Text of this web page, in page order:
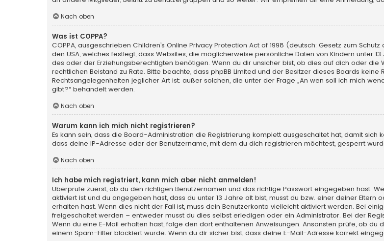
Nach oben
Was ist COPPA?
COPPA, ausgeschrieben Children’s Online Privacy Protection Act of 1998 (deutsch: Gesetz zum
den USA, welches festlegt, dass Websites, die möglicherweise persönliche Daten von Kindern unter
des oder der Erziehungsberechtigten benötigen. Wenn du dir unsicher bist, ob dies auf dich oder die
rechtlichen Beistand zu Rate. Bitte beachte, dass phpBB Limited und der Besitzer dieses Boards
Rechtsangelegenheiten jeglicher Art ist; außer solchen, die unter der Frage „An wen soll ich mich
gibt?“ behandelt werden.
Nach oben
Warum kann ich mich nicht registrieren?
Es kann sein, dass die Board-Administration die Registrierung komplett ausgeschaltet hat, damit sich
dass deine IP-Adresse oder der Benutzername, mit dem du dich registrieren möchtest, gesperrt
Nach oben
Ich habe mich registriert, kann mich aber nicht anmelden!
Überprüfe zuerst, ob du den richtigen Benutzernamen und das richtige Passwort eingegeben hast.
aktiviert ist und du angegeben hast, dass du unter 13 Jahre alt bist, musst du bzw. einer deiner
erhalten hast. Wenn dies nicht der Fall ist, muss dein Benutzerkonto vielleicht aktiviert werden. Bei
freigeschaltet werden – entweder musst du dies selbst erledigen oder ein Administrator. Bei der
Wenn du eine E-Mail erhalten hast, folge den dort enthaltenen Anweisungen. Ansonsten prüfe, ob
einem Spam-Filter blockiert wurde. Wenn du dir sicher bist, dass deine E-Mail-Adresse korrekt